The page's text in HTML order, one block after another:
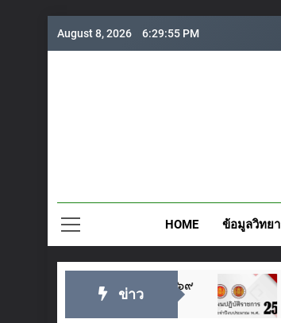
August 8, 2026 6:29:56 PM
HOME ข้อมูลวิทย
ข่าว
ว ๒๘ กรกฎาคม ๒๕๖๙ แผนปฏิบั
2 Days Ago